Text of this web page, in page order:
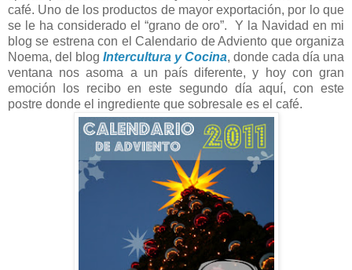
café. Uno de los productos de mayor exportación, por lo que
se le ha considerado el “grano de oro”. Y la Navidad en mi
blog se estrena con el Calendario de Adviento que organiza
Noema, del blog Intercultura y Cocina, donde cada día una
ventana nos asoma a un país diferente, y hoy con gran
emoción los recibo en este segundo día aquí, con este
postre donde el ingrediente que sobresale es el café.